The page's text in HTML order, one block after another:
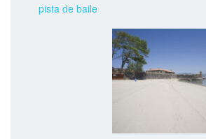
pista de baile